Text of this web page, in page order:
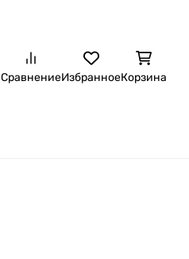
СравнениеИзбранноеКорзина